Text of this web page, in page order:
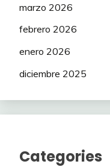
marzo 2026
febrero 2026
enero 2026
diciembre 2025
Categories